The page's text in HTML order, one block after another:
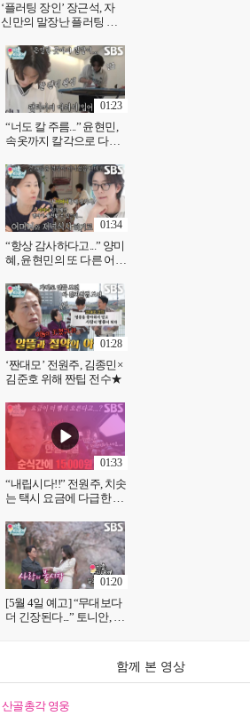
‘플러팅 장인’ 장근석, 자
신만의 말장난 플러팅 비
“너도 칼 주름...” 윤현민,
속옷까지 칼각으로 다려
01:23
“항상 감사하다고...” 양미
혜, 윤현민의 또 다른 어머
01:34
‘짠대모’ 전원주, 김종민×
김준호 위해 짠팁 전수★
01:28
“내립시다!!” 전원주, 치솟
는 택시 요금에 다급한 하
01:33
[5월 4일 예고] “무대보다
더 긴장된다...” 토니안, 떨
01:20
함께 본 영상
산골총각 영웅